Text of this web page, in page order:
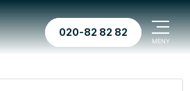
020-82 82 82